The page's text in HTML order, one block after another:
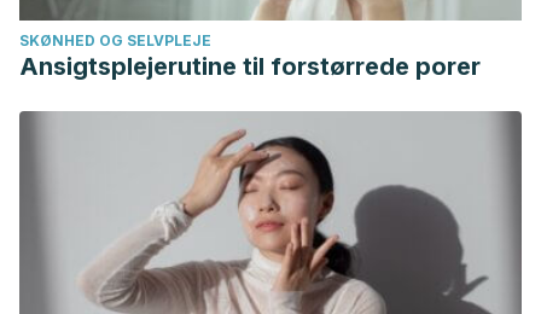
Diabetes, and Cardiovascular Disease.
2018;10(10):1361. Published 2018 Sep 22.
doi:10.3390/nu10101361
Eleazu CO. The concept of low glycemic index and
glycemic load foods as panacea for type 2 diabetes
mellitus; prospects, challenges and solutions.Afr Health
. 2016;16(2):468–479. doi:10.4314/ahs.v16i2.15
SKØNHED OG SELVPLEJE
Ansigtsplejerutine til forstørrede porer